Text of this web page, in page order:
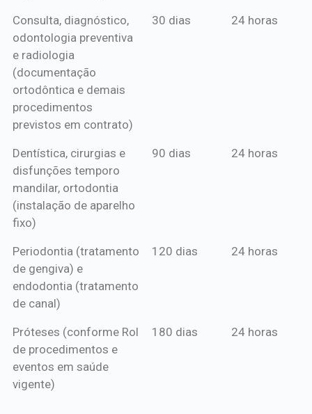
mensal*
de crédito
Consulta, diagnóstico,
odontologia preventiva
e radiologia
(documentação
ortodôntica e demais
procedimentos
previstos em contrato)
30 dias 24 horas
Dentística, cirurgias e
disfunções temporo
mandilar, ortodontia
(instalação de aparelho
fixo)
90 dias 24 horas
Periodontia (tratamento
de gengiva) e
endodontia (tratamento
de canal)
120 dias 24 horas
Próteses (conforme Rol
de procedimentos e
eventos em saúde
vigente)
180 dias 24 horas